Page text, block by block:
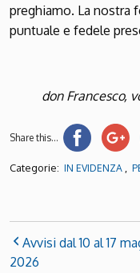
preghiamo. La nostra
puntuale e fedele
don Francesco,
Share this...
Categorie: IN EVIDENZA ,
Avvisi dal 10 al 17
2026